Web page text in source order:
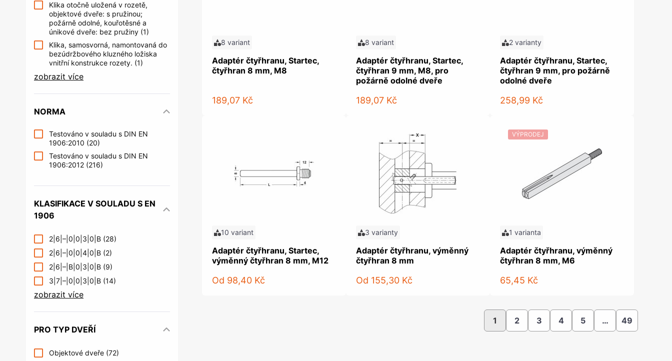
Klika otočně uložená v rozetě,
objektové dveře: s pružinou;
požárně odolné, kouřotěsné a
únikové dveře: bez pružiny (1)
Klika, samosvorná, namontovaná do
bezúdržbového kluzného ložiska
vnitřní konstrukce rozety. (1)
zobrazit více
NORMA
Testováno v souladu s DIN EN
1906:2010 (20)
Testováno v souladu s DIN EN
1906:2012 (216)
KLASIFIKACE V SOULADU S EN
1906
2|6|–|0|0|3|0|B (28)
2|6|–|0|0|4|0|B (2)
2|6|–|B|0|3|0|B (9)
3|7|–|0|0|3|0|B (14)
zobrazit více
PRO TYP DVEŘÍ
Objektové dveře (72)
8 variant
Adaptér čtyřhranu, Startec,
čtyřhran 8 mm, M8
189,07 Kč
8 variant
Adaptér čtyřhranu, Startec,
čtyřhran 9 mm, M8, pro
požárně odolné dveře
189,07 Kč
2 varianty
Adaptér čtyřhranu, Startec,
čtyřhran 9 mm, pro požárně
odolné dveře
258,99 Kč
10 variant
Adaptér čtyřhranu, Startec,
výměnný čtyřhran 8 mm, M12
Od 98,40 Kč
3 varianty
Adaptér čtyřhranu, výměnný
čtyřhran 8 mm
Od 155,30 Kč
VÝPRODEJ
1 varianta
Adaptér čtyřhranu, výměnný
čtyřhran 8 mm, M6
65,45 Kč
1 2 3 4 5 … 49